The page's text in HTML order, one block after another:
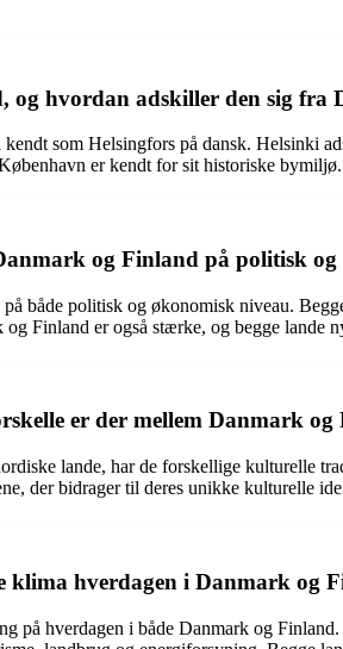
og hvordan adskiller den sig fra
som Helsingfors på dansk. Helsinki
er kendt for sit historiske bymiljø.
og Finland på politisk og
både politisk og økonomisk niveau.
Finland er også stærke, og begge lande
er der mellem Danmark og
lande, har de forskellige kulturelle
der bidrager til deres unikke kulturelle
hverdagen i Danmark og
på hverdagen i både Danmark og